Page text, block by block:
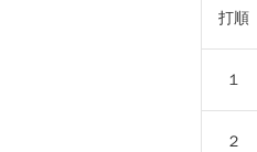
打順
１
２